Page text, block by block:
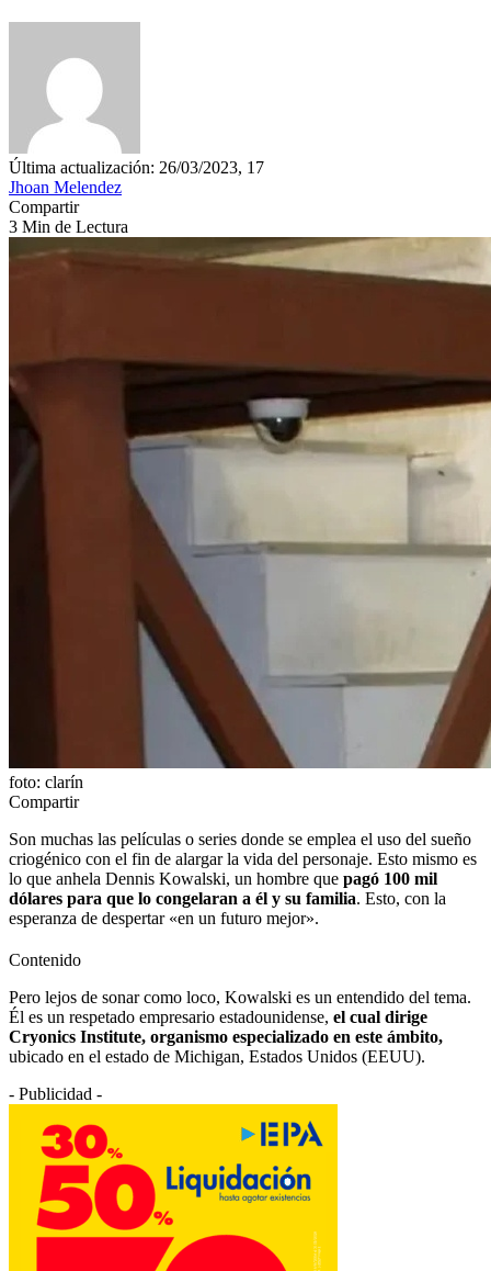
Última actualización: 26/03/2023, 17
Jhoan Melendez
Compartir
3 Min de Lectura
foto: clarín
Compartir
Son muchas las películas o series donde se emplea el uso del sueño
criogénico con el fin de alargar la vida del personaje. Esto mismo es
lo que anhela Dennis Kowalski, un hombre que pagó 100 mil
dólares para que lo congelaran a él y su familia. Esto, con la
esperanza de despertar «en un futuro mejor».
Contenido
Pero lejos de sonar como loco, Kowalski es un entendido del tema.
Él es un respetado empresario estadounidense, el cual dirige
Cryonics Institute, organismo especializado en este ámbito,
ubicado en el estado de Michigan, Estados Unidos (EEUU).
- Publicidad -